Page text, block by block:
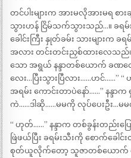
တင်ပါးများက အားမလိုအားမရ စာ
သွားဟန် ငြိမ်သက်သွားသည်…။ ခရမ်
ခေါင်းကြီး နှုတ်ခမ်း သားများ
အလား တင်းတင်းညှစ်ထားလေသည်
သော အရွယ် နန္ဒာတစ်ယောက် ခဏလေး
လေး…ပြီးသွားပြီလား……ဟင်……” “
အရမ်း ကောင်းတာပဲနော်……” နန္ဒာ
ကဲ……ဒါဆို……မမကို လုပ်ပေးဦး…မမလ
“ ဟုတ်……” နန္ဒာက တစ်ခွန်းတည်းပြ
ဖြဲဖယ်ပြီး ခရမ်းသီးကို စောက်ခေ
စုတ်ယူလိုက်တော့ သူဇာတစ်ယောက် တ